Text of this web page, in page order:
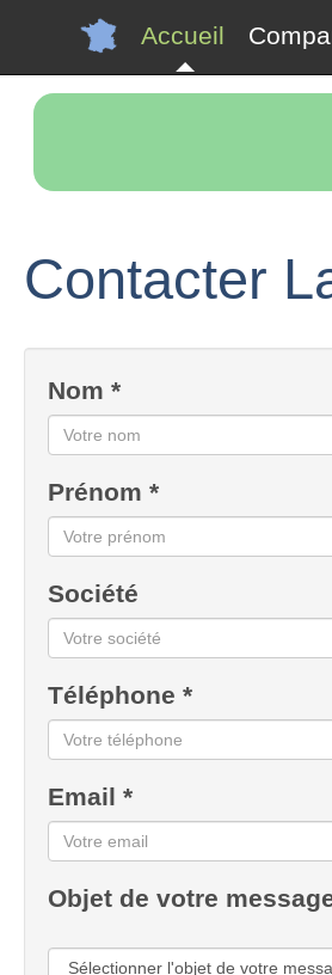
Accueil
Contacter
Nom *
Prénom *
Société
Téléphone *
Email *
Objet de votre